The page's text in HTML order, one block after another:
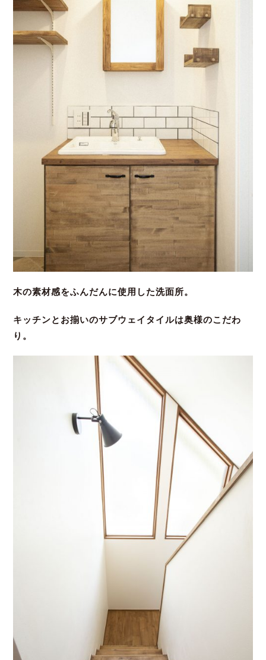
木の素材感をふんだんに使用した洗面所。
キッチンとお揃いのサブウェイタイルは奥様のこだわ
り。